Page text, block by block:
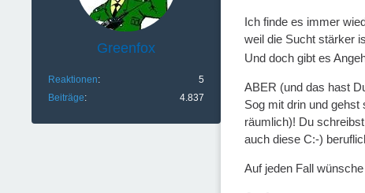
Greenfox
Reaktionen
5
Beiträge
4.837
Ich finde es immer
weil die Sucht stärker
Und doch gibt es
ABER (und das hast
Sog mit drin und
räumlich)! Du
auch diese C:-)
Auf jeden Fall